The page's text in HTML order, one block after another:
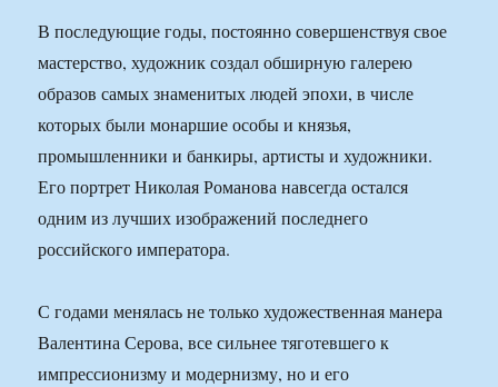
В последующие годы, постоянно совершенствуя свое
мастерство, художник создал обширную галерею
образов самых знаменитых людей эпохи, в числе
которых были монаршие особы и князья,
промышленники и банкиры, артисты и художники.
Его портрет Николая Романова навсегда остался
одним из лучших изображений последнего
российского императора.
С годами менялась не только художественная манера
Валентина Серова, все сильнее тяготевшего к
импрессионизму и модернизму, но и его